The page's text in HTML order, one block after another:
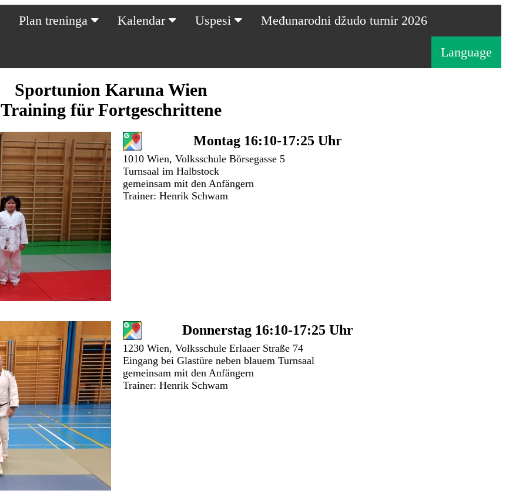
Plan treninga Kalendar Uspesi Međunarodni džudo turnir 2026
Language
Sportunion Karuna Wien
Training für Fortgeschrittene
Montag 16:10-17:25 Uhr
1010 Wien, Volksschule Börsegasse 5
Turnsaal im Halbstock
gemeinsam mit den Anfängern
Trainer: Henrik Schwam
Donnerstag 16:10-17:25 Uhr
1230 Wien, Volksschule Erlaaer Straße 74
Eingang bei Glastüre neben blauem Turnsaal
gemeinsam mit den Anfängern
Trainer: Henrik Schwam